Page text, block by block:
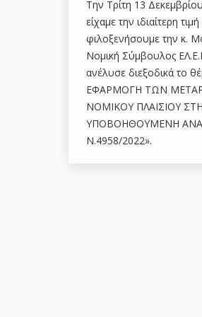
Την Τρίτη 13
είχαμε την ιδιαίτερη
φιλοξενήσουμε την κ.
Νομική Σύμβουλος
ανέλυσε διεξοδικά το
ΕΦΑΡΜΟΓΗ ΤΩΝ
ΝΟΜΙΚΟΥ ΠΛΑΙΣΙΟΥ
ΥΠΟΒΟΗΘΟΥΜΕΝΗ
Ν.4958/2022».